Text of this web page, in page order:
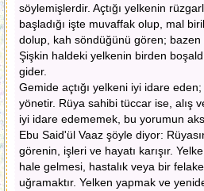
söylemişlerdir. Açtığı yelkenin
başladığı işte muvaffak olup, mal
dolup, kah söndüğünü gören; bazen
Şişkin haldeki yelkenin birden
gider.
Gemide açtığı yelkeni iyi idare
yönetir. Rüya sahibi tüccar ise, alış
iyi idare edememek, bu yorumun
Ebu Said'ül Vaaz şöyle diyor:
görenin, işleri ve hayatı karışır.
hale gelmesi, hastalık veya bir
uğramaktır. Yelken yapmak ve